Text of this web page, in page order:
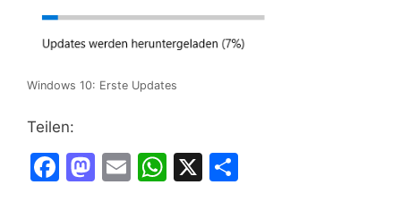
Windows 10: Erste Updates
Teilen:
F
M E
W X